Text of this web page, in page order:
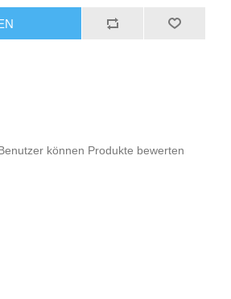
können Produkte bewerten